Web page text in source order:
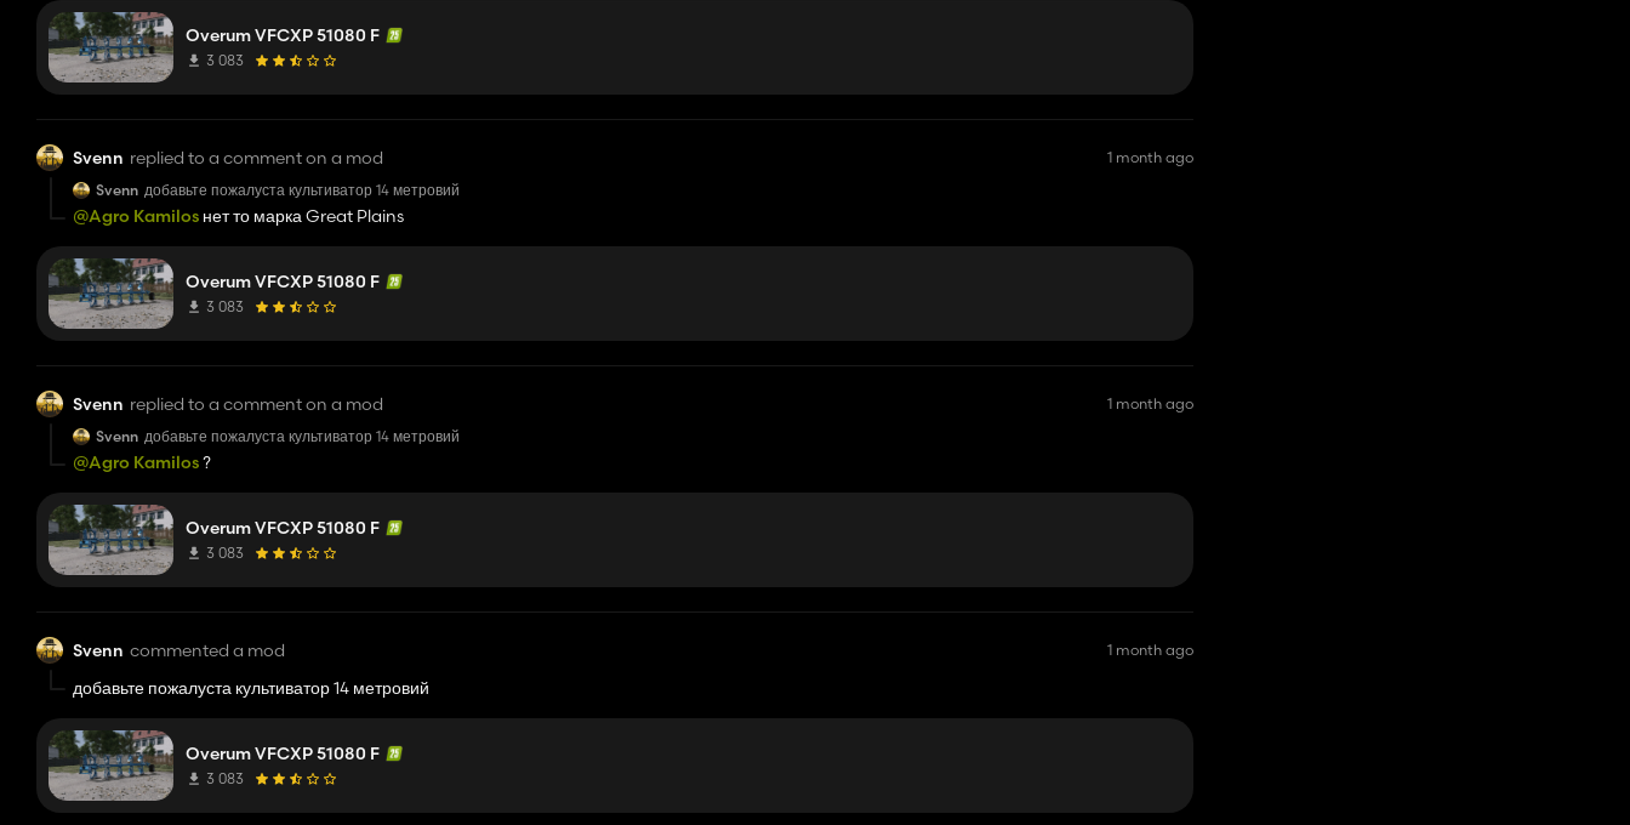
Overum VFCXP 51080 F
3 083
Svenn replied to a comment on a mod
1 month ago
Svenn добавьте пожалуста культиватор 14 метровий
@Agro Kamilos нет то марка Great Plains
Overum VFCXP 51080 F
3 083
Svenn replied to a comment on a mod
1 month ago
Svenn добавьте пожалуста культиватор 14 метровий
@Agro Kamilos?
Overum VFCXP 51080 F
3 083
Svenn commented a mod 1 month ago
добавьте пожалуста культиватор 14 метровий
Overum VFCXP 51080 F
3 083